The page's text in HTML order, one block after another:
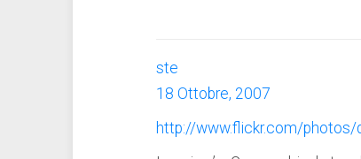
ste
18 Ottobre, 2007
http://www.flickr.com/